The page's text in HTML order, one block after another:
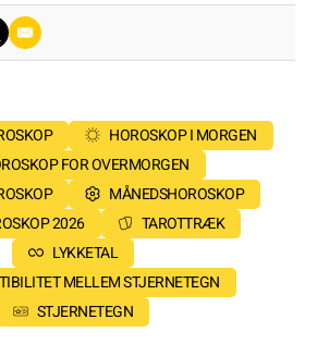
HOROSKOP I MORGEN
FOR OVERMORGEN
MÅNEDSHOROSKOP
2026
TAROTTRÆK
LYKKETAL
MELLEM STJERNETEGN
STJERNETEGN